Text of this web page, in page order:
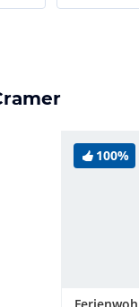
100%